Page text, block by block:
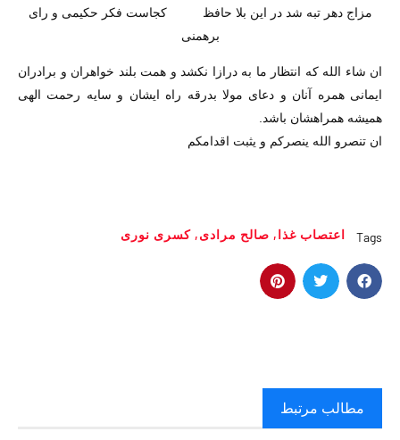
مزاج دهر تبه شد در این بلا حافظ کجاست فکر حکیمی و رای
برهمنی
ان شاء الله که انتظار ما به درازا نکشد و همت بلند خواهران و برادران
ایمانی همره آنان و دعای مولا بدرقه راه ایشان و سایه رحمت الهی
همیشه همراهشان باشد.
ان تنصرو الله ینصرکم و یثبت اقدامکم
Tags اعتصاب غذا, صالح مرادی, کسری نوری
مطالب مرتبط